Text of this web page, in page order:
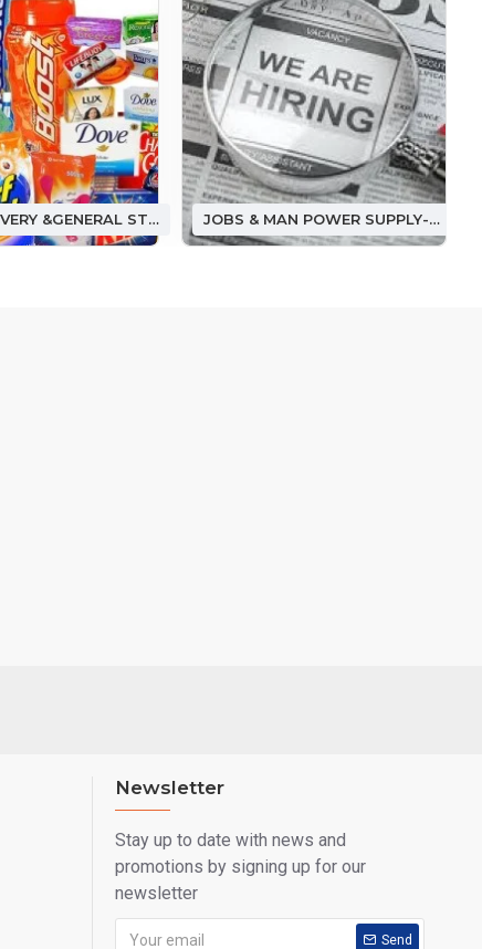
FOOD DELIVERY &GENERAL STORE ఫుడ్ డెలివరీ &(జనరల్ స్టోర్) JOBS & MAN POWER SUPPLY-జాబ్ అండ్ మ్యాన్ పవర్ సప్లై
Newsletter
Stay up to date with news and
promotions by signing up for our
newsletter
Send